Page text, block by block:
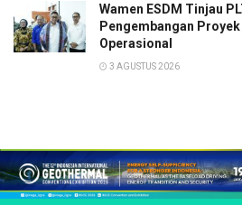
Wamen ESDM Tinjau
Pengembangan
Operasional
3 AGUSTUS 2026